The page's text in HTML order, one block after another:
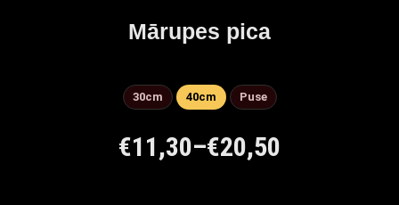
Mārupes pica
30cm 40cm Puse
€11,30–€20,50